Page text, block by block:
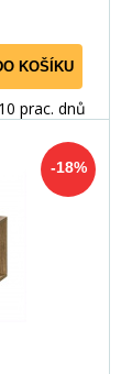
KOŠÍKU
prac. dnů
-18%